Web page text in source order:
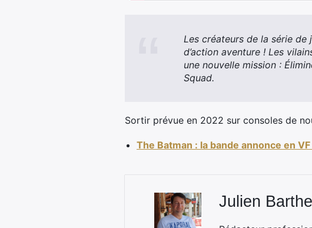
Les créateurs de la série
d’action aventure ! Les
une nouvelle mission :
Squad.
Sortir prévue en 2022 sur consoles de
The Batman : la bande annonce en
Julien